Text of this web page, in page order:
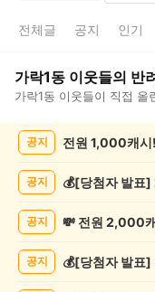
전체글 공지 인기
가락1동 이웃들의 반
가락1동 이웃들이 직접 올
공지 전원 1,000캐시
공지
공지
공지